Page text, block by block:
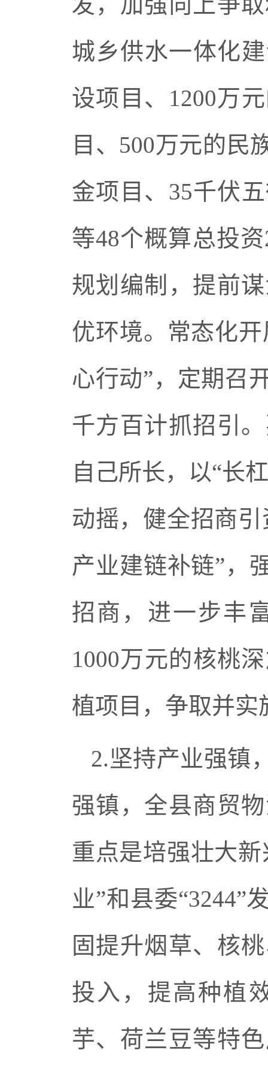
城乡供水一体化
设项目、1200万
目、500万元的民
金项目、35千伏
等48个概算总投
规划编制，提前
优环境。常态化
心行动”，定期召
千方百计抓招引
自己所长，以“长
动摇，健全招商
产业建链补链”，
招商，进一步丰
1000万元的核桃
植项目，争取并实
2.坚持产业强镇
强镇，全县商贸
重点是培强壮大
业”和县委“3244”
固提升烟草、核
投入，提高种植
芋、荷兰豆等特